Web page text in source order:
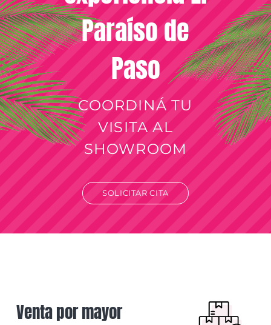
Paraíso de
Paso
COORDINÁ TU
VISITA AL
SHOWROOM
SOLICITAR CITA
Venta por mayor